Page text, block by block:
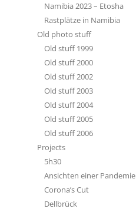
Namibia 2023 – Etosha
Rastplätze in Namibia
Old photo stuff
Old stuff 1999
Old stuff 2000
Old stuff 2002
Old stuff 2003
Old stuff 2004
Old stuff 2005
Old stuff 2006
Projects
5h30
Ansichten einer Pandemie
Corona’s Cut
Dellbrück